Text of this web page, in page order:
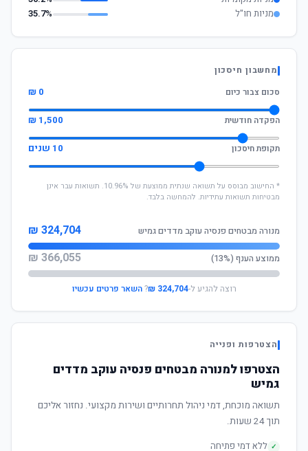
מניות חו"ל
35.7%
מחשבון חיסכון
סכום צבור כיום
0 ₪
הפקדה חודשית 1,500 ₪
תקופת חיסכון 10 שנים
* החישוב מבוסס על תשואה שנתית ממוצעת של 10.96%. תשואות עבר אינן
מבטיחות תשואות עתידיות. להמחשה בלבד.
מנורה מבטחים פנסיה עוקב מדדים גמיש 324,704 ₪
ממוצע הענף (13%) 366,055 ₪
רוצה להגיע ל-324,704 ₪
?השאר פרטים עכשיו
הצטרפות ופנייה
הצטרפו למנורה מבטחים פנסיה עוקב מדדים
גמיש
תשואה מוכחת, דמי ניהול תחרותיים ושירות מקצועי. נחזור אליכם
תוך 24 שעות.
✓ ללא דמי פתיחה